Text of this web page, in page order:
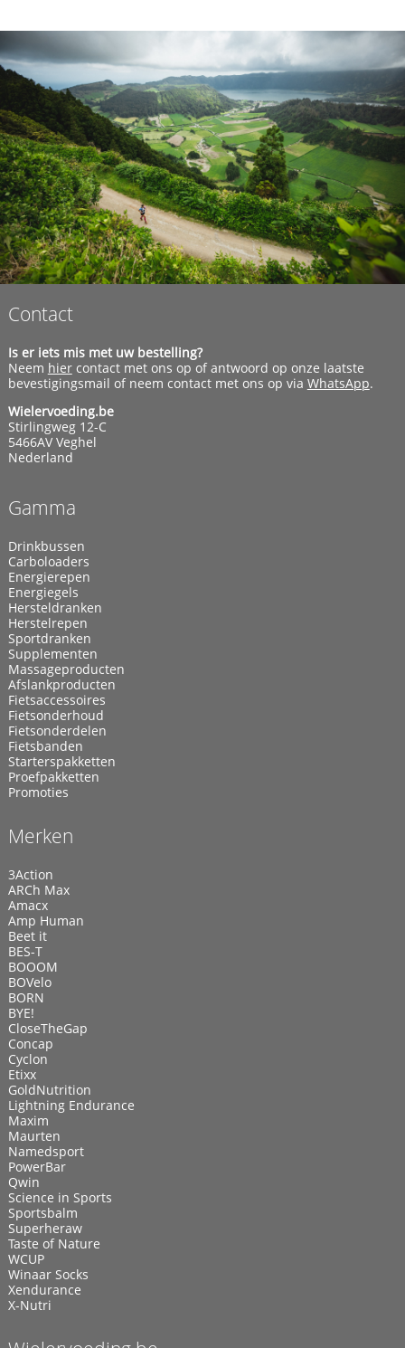
Contact
Is er iets mis met uw bestelling?
Neem hiercontact met ons op of antwoord op onze laatste
bevestigingsmail of neem contact met ons op via WhatsApp.
Wielervoeding.be
Stirlingweg 12-C
5466AV Veghel
Nederland
Gamma
Drinkbussen
Carboloaders
Energierepen
Energiegels
Hersteldranken
Herstelrepen
Sportdranken
Supplementen
Massageproducten
Afslankproducten
Fietsaccessoires
Fietsonderhoud
Fietsonderdelen
Fietsbanden
Starterspakketten
Proefpakketten
Promoties
Merken
3Action
ARCh Max
Amacx
Amp Human
Beet it
BES-T
BOOOM
BOVelo
BORN
BYE!
CloseTheGap
Concap
Cyclon
Etixx
GoldNutrition
Lightning Endurance
Maxim
Maurten
Namedsport
PowerBar
Qwin
Science in Sports
Sportsbalm
Superheraw
Taste of Nature
WCUP
Winaar Socks
Xendurance
X-Nutri